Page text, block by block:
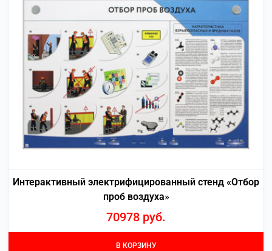
Интерактивный электрифицированный стенд «Отбор
проб воздуха»
70978 руб.
В КОРЗИНУ